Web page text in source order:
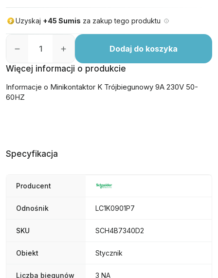
Uzyskaj +45 Sumis za zakup tego produktu
Dodaj do koszyka
Więcej informacji o produkcie
Informacje o Minikontaktor K Trójbiegunowy 9A 230V 50-
60HZ
Specyfikacja
Producent
Odnośnik LC1K0901P7
SKU SCH4B7340D2
Obiekt Stycznik
Liczba biegunów 3 NA